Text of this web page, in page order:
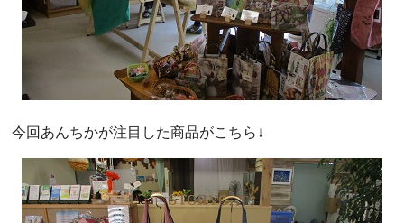
今回あんちかが注目した商品がこちら↓